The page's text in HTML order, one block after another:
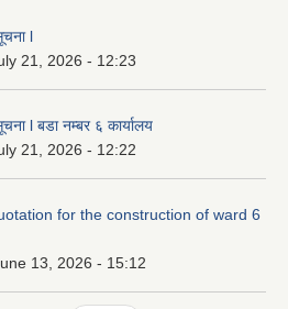
l
21, 2026 - 12:23
l बडा नम्बर ६ कार्यालय
21, 2026 - 12:22
for the construction of ward 6
13, 2026 - 15:12